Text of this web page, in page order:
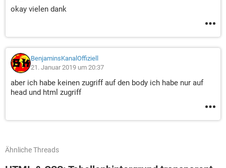
okay vielen dank
BenjaminsKanalOffiziell
21. Januar 2019 um 20:37
aber ich habe keinen zugriff auf den body ich habe nur auf
head und html zugriff
Ähnliche Threads